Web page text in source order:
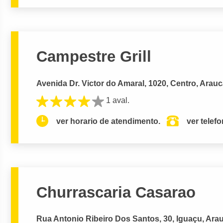
Campestre Grill
Avenida Dr. Victor do Amaral, 1020, Centro,
1 aval.
ver horario de atendimento. ver
Churrascaria Casarao
Rua Antonio Ribeiro Dos Santos, 30, Iguaçu,